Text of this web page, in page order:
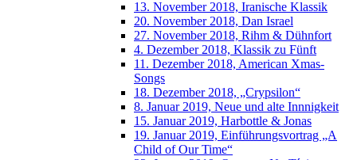
13. November 2018, Iranische Klassik
20. November 2018, Dan Israel
27. November 2018, Rihm & Dühnfort
4. Dezember 2018, Klassik zu Fünft
11. Dezember 2018, American Xmas-
Songs
18. Dezember 2018, „Crypsilon“
8. Januar 2019, Neue und alte Innnigkeit
15. Januar 2019, Harbottle & Jonas
19. Januar 2019, Einführungsvortrag „A
Child of Our Time“